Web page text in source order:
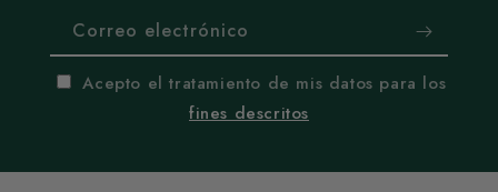
Correo electrónico
Acepto el tratamiento de mis datos para los
fines descritos